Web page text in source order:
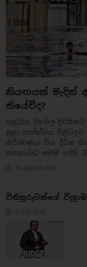
නියඟයක් මැදින්
තියේවිද?
​පසුගිය දිනවල
සුළං තත්ත්වය පිළිබඳව
නිර්මාණය විය. දීර්ඝ
ජනතාවට මෙම හදිසි
04 August 2026
​විනිසුරුවන්ගේ
31 July 2026